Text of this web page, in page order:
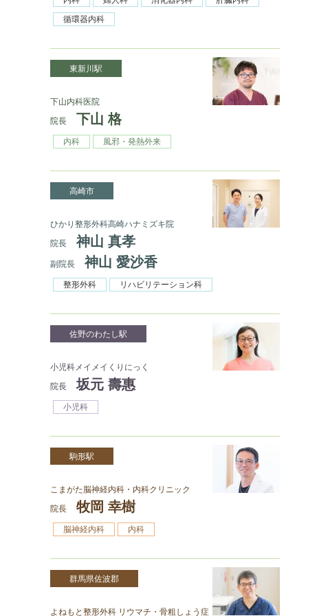
循環器内科
東新川駅
下山内科医院
院長
下山 格
内科 風邪・発熱外来
高崎市
ひかり整形外科高崎ハナミズキ院
院長
神山 真孝
副院長 神山 愛沙香
整形外科 リハビリテーション科
佐野のわたし駅
小児科メイメイくりにっく
院長
坂元 壽惠
小児科
駒形駅
こまがた脳神経内科・内科クリニック
院長
牧岡 幸樹
脳神経内科 内科
群馬県佐波郡
よねもと整形外科 リウマチ・骨粗しょう症